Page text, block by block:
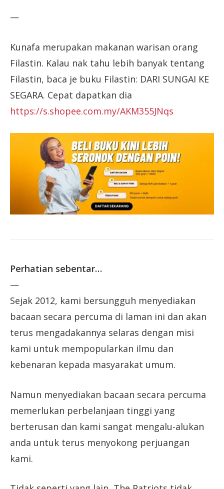
—
Kunafa merupakan makanan warisan orang
Filastin. Kalau nak tahu lebih banyak tentang
Filastin, baca je buku Filastin: DARI SUNGAI KE
SEGARA. Cepat dapatkan dia
https://s.shopee.com.my/AKM355JNqs
Perhatian sebentar…
—
Sejak 2012, kami bersungguh menyediakan
bacaan secara percuma di laman ini dan akan
terus mengadakannya selaras dengan misi
kami untuk mempopularkan ilmu dan
kebenaran kepada masyarakat umum.
Namun menyediakan bacaan secara percuma
memerlukan perbelanjaan tinggi yang
berterusan dan kami sangat mengalu-alukan
anda untuk terus menyokong perjuangan
kami.